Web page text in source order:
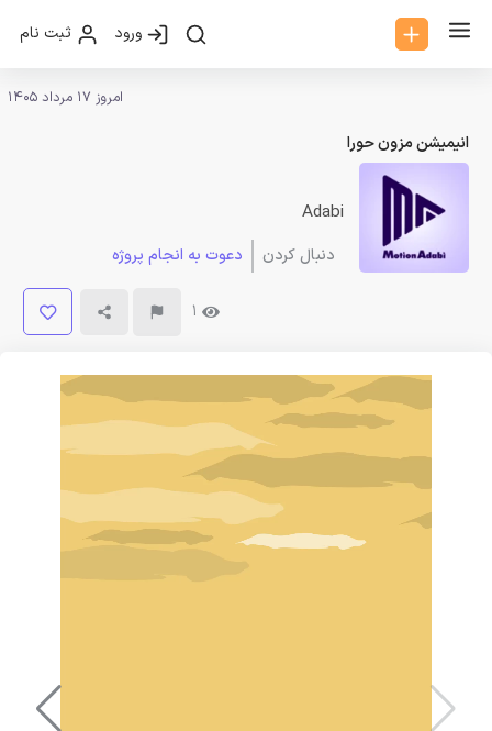
ورود ثبت نام
امروز 17 مرداد 1405
انیمیشن مزون حورا
Adabi
دنبال کردن دعوت به انجام پروژه
1